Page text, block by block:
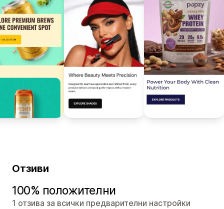
Отзиви
100% положителни
1 отзива за всички предварителни настройки